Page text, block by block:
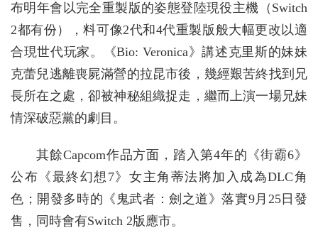
布明年會以完全重製版的姿態登陸現役主機（Switch
2都有份），料可像2代和4代重製版般大幅更改以適
合現世代玩家。《Bio: Veronica》講述克里斯的妹妹
克蕾兒逃離喪屍滿營的拉昆市後，幾經艱苦終找到兄
長所在之處，卻被神秘組織捉走，繼而上演一場兄妹
情深破惡黨的劇目。
其餘Capcom作品方面，踏入第4年的《街霸6》
公布《最終幻想7》女主角蒂法將加入成為DLC角
色；開發多時的《鬼武者：劍之道》落實9月25日發
售，同時會有Switch 2版應市。